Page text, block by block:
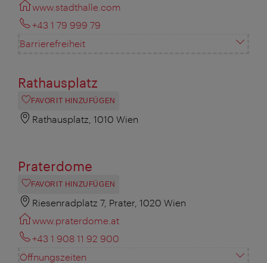
www.stadthalle.com
+43 1 79 999 79
Barrierefreiheit
Rathausplatz
FAVORIT HINZUFÜGEN
Rathausplatz, 1010 Wien
Praterdome
FAVORIT HINZUFÜGEN
Riesenradplatz 7, Prater, 1020 Wien
www.praterdome.at
+43 1 908 11 92 900
Öffnungszeiten